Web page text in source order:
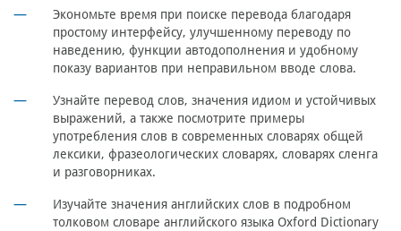
Экономьте время при поиске перевода благодаря
простому интерфейсу, улучшенному переводу по
наведению, функции автодополнения и удобному
показу вариантов при неправильном вводе слова.
Узнайте перевод слов, значения идиом и устойчивых
выражений, а также посмотрите примеры
употребления слов в современных словарях общей
лексики, фразеологических словарях, словарях сленга
и разговорниках.
Изучайте значения английских слов в подробном
толковом словаре английского языка Oxford Dictionary